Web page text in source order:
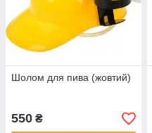
Шолом для пива (жовтий)
550 ₴